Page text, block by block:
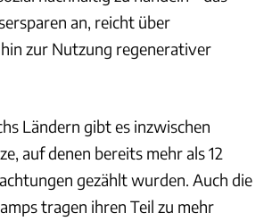
an, reicht über
zur Nutzung regenerativer
Ländern gibt es inzwischen
auf denen bereits mehr als 12
gezählt wurden. Auch die
tragen ihren Teil zu mehr